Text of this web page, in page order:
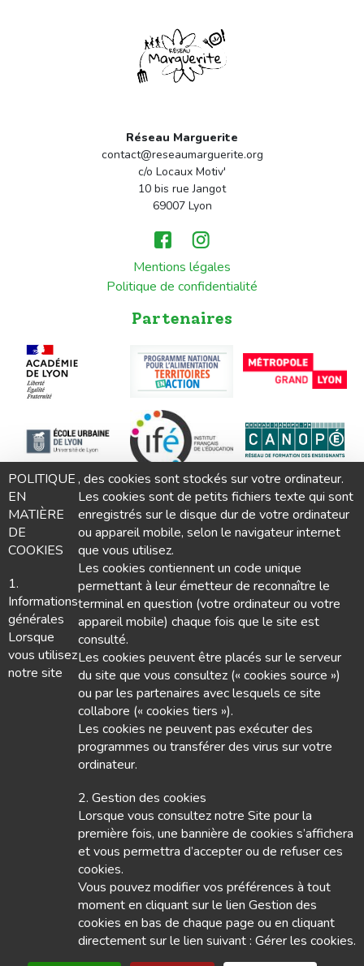
POLITIQUE
EN
MATIÈRE
DE
COOKIES
1.
Informations
générales
Lorsque
vous utilisez
notre site
, des cookies sont stockés sur votre ordinateur.
Les cookies sont de petits fichiers texte qui sont
enregistrés sur le disque dur de votre ordinateur
ou appareil mobile, selon le navigateur internet
que vous utilisez.
Les cookies contiennent un code unique
permettant à leur émetteur de reconnaître le
terminal en question (votre ordinateur ou votre
appareil mobile) chaque fois que le site est
consulté.
Les cookies peuvent être placés sur le serveur
du site que vous consultez (« cookies source »)
ou par les partenaires avec lesquels ce site
collabore (« cookies tiers »).
Les cookies ne peuvent pas exécuter des
programmes ou transférer des virus sur votre
ordinateur.
2. Gestion des cookies
Lorsque vous consultez notre Site pour la
première fois, une bannière de cookies s’affichera
et vous permettra d’accepter ou de refuser ces
cookies.
Vous pouvez modifier vos préférences à tout
moment en cliquant sur le lien Gestion des
cookies en bas de chaque page ou en cliquant
directement sur le lien suivant : Gérer les cookies.
Réseau Marguerite
contact@reseaumarguerite.org
c/o Locaux Motiv'
10 bis rue Jangot
69007 Lyon
Mentions légales
Politique de confidentialité
Partenaires
Nous contacter
Vous abonner
Adhérer
S'identifier